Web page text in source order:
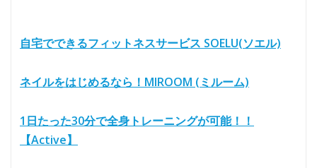
自宅でできるフィットネスサービス SOELU(ソエル)
ネイルをはじめるなら！MIROOM (ミルーム)
1日たった30分で全身トレーニングが可能！！
【Active】